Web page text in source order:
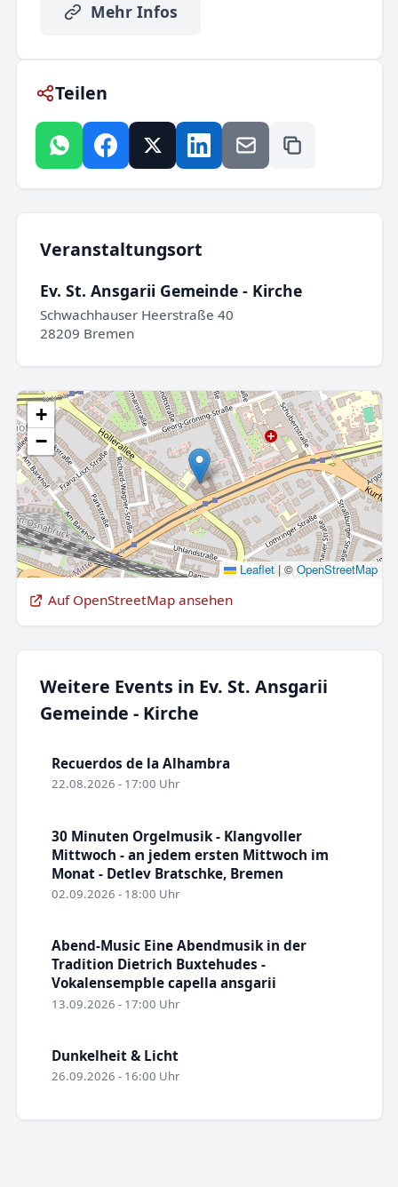
Mehr Infos
Teilen
Veranstaltungsort
Ev. St. Ansgarii Gemeinde - Kirche
Schwachhauser Heerstraße 40
28209 Bremen
+
−
Leaflet |©OpenStreetMap
Auf OpenStreetMap ansehen
Weitere Events in Ev. St. Ansgarii
Gemeinde - Kirche
Recuerdos de la Alhambra
22.08.2026 - 17:00 Uhr
30 Minuten Orgelmusik - Klangvoller
Mittwoch - an jedem ersten Mittwoch im
Monat - Detlev Bratschke, Bremen
02.09.2026 - 18:00 Uhr
Abend-Music Eine Abendmusik in der
Tradition Dietrich Buxtehudes -
Vokalensempble capella ansgarii
13.09.2026 - 17:00 Uhr
Dunkelheit & Licht
26.09.2026 - 16:00 Uhr